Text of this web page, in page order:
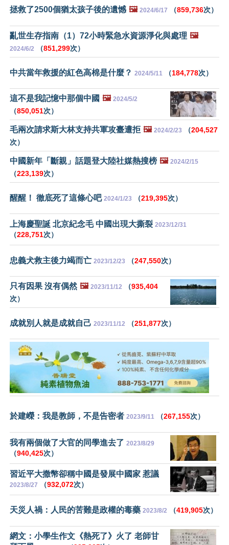
拯救了2500個猶太孩子後的遺憾 🖼️ 2024/6/17 （859,736次）
亂世生存指南（1）72小時緊急水資源淨化與處理 🖼️
2024/6/2 （851,299次）
中共當年救援的紅色高棉是什麼？ 2024/5/11 （184,778次）
這不是我記憶中那個中國 🖼️ 2024/5/2
（850,051次）
毛兩次請求斯大林支持共軍攻臺遭拒 🖼️ 2024/2/23 （204,527
次）
中國新年「斷親」話題登大陸社媒熱搜榜 🖼️ 2024/2/15
（223,139次）
醒醒！ 徹底死了這條心吧 2024/1/23 （219,395次）
上海慶聖誕 北京紀念毛 中國出現大撕裂 2023/12/31
（228,751次）
忠義犬救主後力竭而亡 2023/12/23 （247,550次）
只有因果 沒有偶然 🖼️ 2023/11/12 （935,404
次）
成就別人就是成就自己 2023/11/12 （251,877次）
於建嶸：我是教師，不是告密者 2023/9/11 （267,155次）
我有兩個做了大官的同學進去了 2023/8/29
（940,425次）
習近平大撒幣卻稱中國是發展中國家 惹議
2023/8/27 （932,072次）
天災人禍：人民的苦難是政權的毒藥 2023/8/2 （419,905次）
網文：小學生作文《熱死了》火了 老師甘